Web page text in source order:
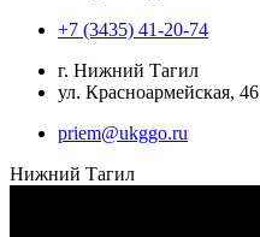
+7 (3435) 41-20-74
г. Нижний Тагил
ул. Красноармейская, 46
priem@ukggo.ru
Нижний Тагил